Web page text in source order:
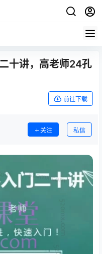
十讲，高老师24孔
前往下载
关注 私信